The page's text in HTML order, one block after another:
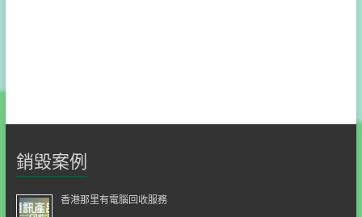
銷毀案例
香港那里有電腦回收服務